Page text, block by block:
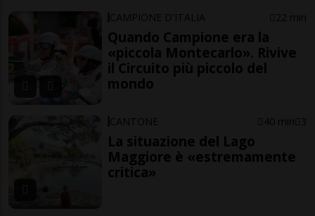
CAMPIONE D'ITALIA 22 min
Quando Campione era la
«piccola Montecarlo». Rivive
il Circuito più piccolo del
mondo
CANTONE 40 min 3
La situazione del Lago
Maggiore è «estremamente
critica»